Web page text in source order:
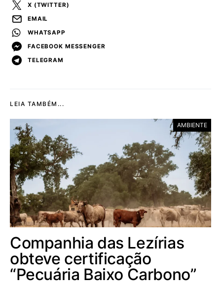
X (TWITTER)
EMAIL
WHATSAPP
FACEBOOK MESSENGER
TELEGRAM
LEIA TAMBÉM...
AMBIENTE
Companhia das Lezírias
obteve certificação
“Pecuária Baixo Carbono”